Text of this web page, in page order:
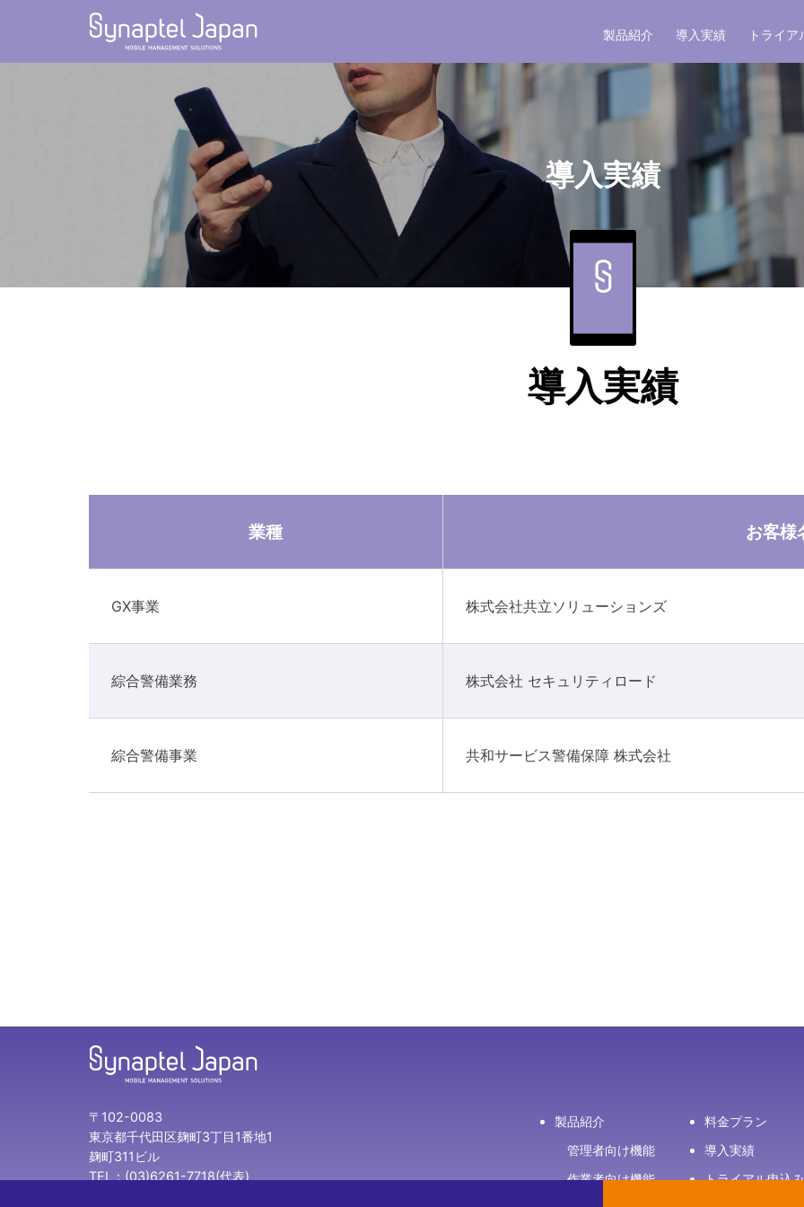
製品紹介 導入実績 トライ
導入実績
導入実績
業種 お客様
GX事業 株式会社共立ソリューションズ
綜合警備業務 株式会社 セキュリティロード
綜合警備事業 共和サービス警備保障 株式会社
〒102-0083
東京都千代田区麹町3丁目1番地1
麹町311ビル
TEL：(03)6261-7718(代表)
製品紹介
管理者向け機能
作業者向け機能
料金プラン
導入実績
トライアル申込